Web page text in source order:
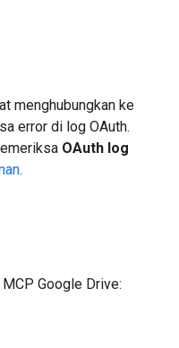
menghubungkan ke
error di log OAuth.
OAuth log
.
Google Drive: